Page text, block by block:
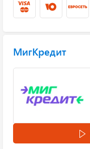
МигКредит